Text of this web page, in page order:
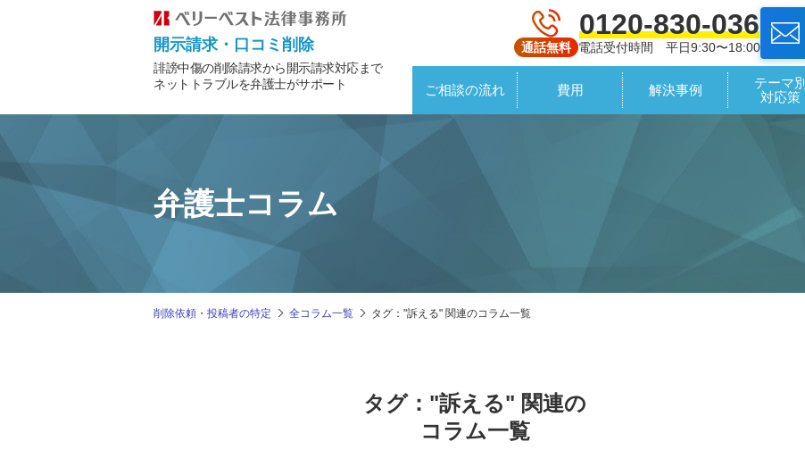
開示請求・口コミ削除
誹謗中傷の削除請求から開示請求対応まで
ネットトラブルを弁護士がサポート
通話無料
0120-830-036
電話受付時間 平日9:30〜18:00
ご相談の流れ 費用 解決事例
テーマ別
対応策
弁護士コラム
削除依頼・投稿者の特定 全コラム一覧 タグ："訴える" 関連のコラム一覧
タグ："訴える" 関連の
コラム一覧